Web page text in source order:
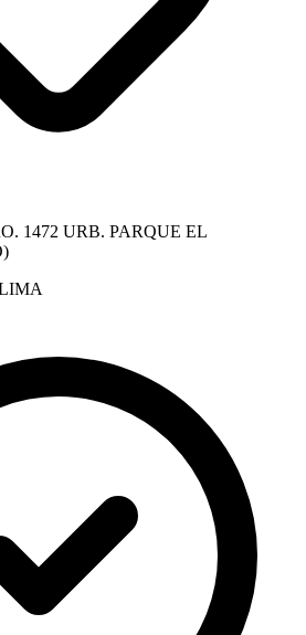
1472 URB. PARQUE EL